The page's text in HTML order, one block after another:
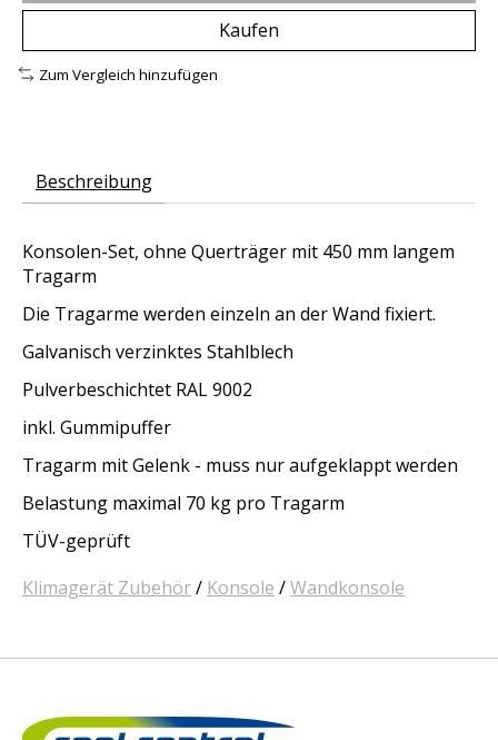
Kaufen
Zum Vergleich hinzufügen
Beschreibung
Konsolen-Set, ohne Querträger mit 450 mm langem
Tragarm
Die Tragarme werden einzeln an der Wand fixiert.
Galvanisch verzinktes Stahlblech
Pulverbeschichtet RAL 9002
inkl. Gummipuffer
Tragarm mit Gelenk - muss nur aufgeklappt werden
Belastung maximal 70 kg pro Tragarm
TÜV-geprüft
Klimagerät Zubehör/ Konsole /Wandkonsole